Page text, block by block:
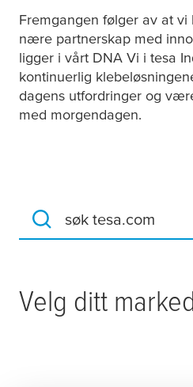
Fremgangen følger av at
nære partnerskap med
ligger i vårt DNA Vi i tesa
kontinuerlig
dagens utfordringer og
med morgendagen.
søk tesa.com
Velg ditt